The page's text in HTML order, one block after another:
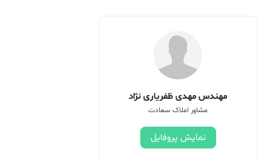
مهندس مهدی ظفریاری نژاد
مشاور املاک سعادت
نمایش پروفایل